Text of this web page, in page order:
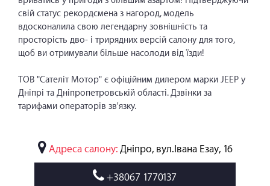
свій статус рекордсмена з нагород, модель
вдосконалила свою легендарну зовнішність та
просторість дво- і трирядних версій салону для того,
щоб ви отримували більше насолоди від їзди!
ТОВ "Сателіт Мотор" є офіційним дилером марки JEEP у
Дніпрі та Дніпропетровській області. Дзвінки за
тарифами операторів зв'язку.
Адреса салону: Дніпро, вул.Івана Езау, 16
+38067 1770137